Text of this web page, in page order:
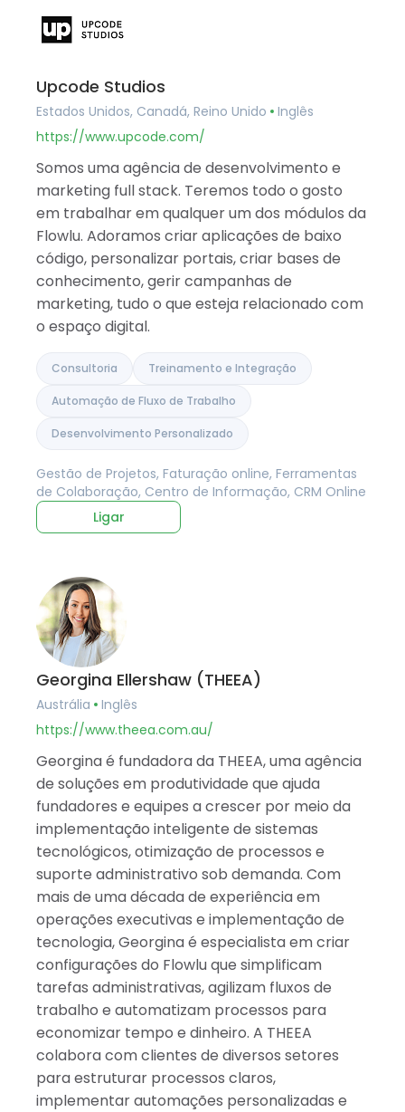
Upcode Studios
Estados Unidos, Canadá, Reino Unido
Inglês
https://www.upcode.com/
Somos uma agência de desenvolvimento e
marketing full stack. Teremos todo o gosto
em trabalhar em qualquer um dos módulos da
Flowlu. Adoramos criar aplicações de baixo
código, personalizar portais, criar bases de
conhecimento, gerir campanhas de
marketing, tudo o que esteja relacionado com
o espaço digital.
Consultoria Treinamento e Integração
Automação de Fluxo de Trabalho
Desenvolvimento Personalizado
Gestão de Projetos, Faturação online, Ferramentas
de Colaboração, Centro de Informação, CRM Online
Ligar
Georgina Ellershaw (THEEA)
Austrália
Inglês
https://www.theea.com.au/
Georgina é fundadora da THEEA, uma agência
de soluções em produtividade que ajuda
fundadores e equipes a crescer por meio da
implementação inteligente de sistemas
tecnológicos, otimização de processos e
suporte administrativo sob demanda. Com
mais de uma década de experiência em
operações executivas e implementação de
tecnologia, Georgina é especialista em criar
configurações do Flowlu que simplificam
tarefas administrativas, agilizam fluxos de
trabalho e automatizam processos para
economizar tempo e dinheiro. A THEEA
colabora com clientes de diversos setores
para estruturar processos claros,
implementar automações personalizadas e